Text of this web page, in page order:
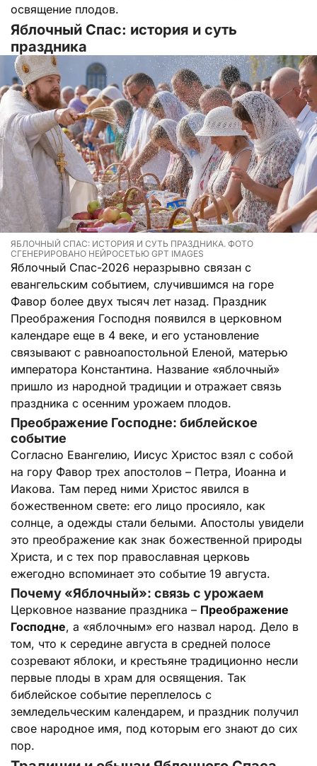
освящение плодов.
Яблочный Спас: история и суть
праздника
ЯБЛОЧНЫЙ СПАС: ИСТОРИЯ И СУТЬ ПРАЗДНИКА. ФОТО
СГЕНЕРИРОВАНО НЕЙРОСЕТЬЮ GPT IMAGES
Яблочный Спас-2026 неразрывно связан с
евангельским событием, случившимся на горе
Фавор более двух тысяч лет назад. Праздник
Преображения Господня появился в церковном
календаре еще в 4 веке, и его установление
связывают с равноапостольной Еленой, матерью
императора Константина. Название «яблочный»
пришло из народной традиции и отражает связь
праздника с осенним урожаем плодов.
Преображение Господне: библейское
событие
Согласно Евангелию, Иисус Христос взял с собой
на гору Фавор трех апостолов – Петра, Иоанна и
Иакова. Там перед ними Христос явился в
божественном свете: его лицо просияло, как
солнце, а одежды стали белыми. Апостолы увидели
это преображение как знак божественной природы
Христа, и с тех пор православная церковь
ежегодно вспоминает это событие 19 августа.
Почему «Яблочный»: связь с урожаем
Церковное название праздника – Преображение
Господне, а «яблочным» его назвал народ. Дело в
том, что к середине августа в средней полосе
созревают яблоки, и крестьяне традиционно несли
первые плоды в храм для освящения. Так
библейское событие переплелось с
земледельческим календарем, и праздник получил
свое народное имя, под которым его знают до сих
пор.